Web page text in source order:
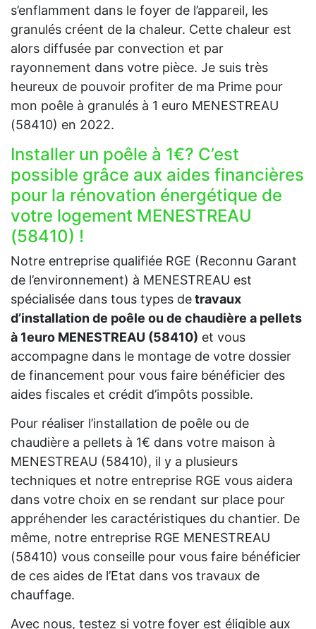
s’enflamment dans le foyer de l’appareil, les
granulés créent de la chaleur. Cette chaleur est
alors diffusée par convection et par
rayonnement dans votre pièce. Je suis très
heureux de pouvoir profiter de ma Prime pour
mon poêle à granulés à 1 euro MENESTREAU
(58410) en 2022.
Installer un poêle à 1€? C’est
possible grâce aux aides financières
pour la rénovation énergétique de
votre logement MENESTREAU
(58410) !
Notre entreprise qualifiée RGE (Reconnu Garant
de l’environnement) à MENESTREAU est
spécialisée dans tous types detravaux
d’installation de poêle ou de chaudière a pellets
à 1euro MENESTREAU (58410) et vous
accompagne dans le montage de votre dossier
de financement pour vous faire bénéficier des
aides fiscales et crédit d’impôts possible.
Pour réaliser l’installation de poêle ou de
chaudière a pellets à 1€ dans votre maison à
MENESTREAU (58410), il y a plusieurs
techniques et notre entreprise RGE vous aidera
dans votre choix en se rendant sur place pour
appréhender les caractéristiques du chantier. De
même, notre entreprise RGE MENESTREAU
(58410) vous conseille pour vous faire bénéficier
de ces aides de l’Etat dans vos travaux de
chauffage.
Avec nous, testez si votre foyer est éligible aux